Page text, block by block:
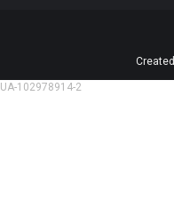
UA-102978914-2